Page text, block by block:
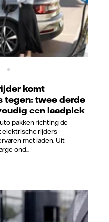
komt
tegen: twee derde
een laadplek
pakken richting de
elektrische rijders
met laden. Uit
ond...